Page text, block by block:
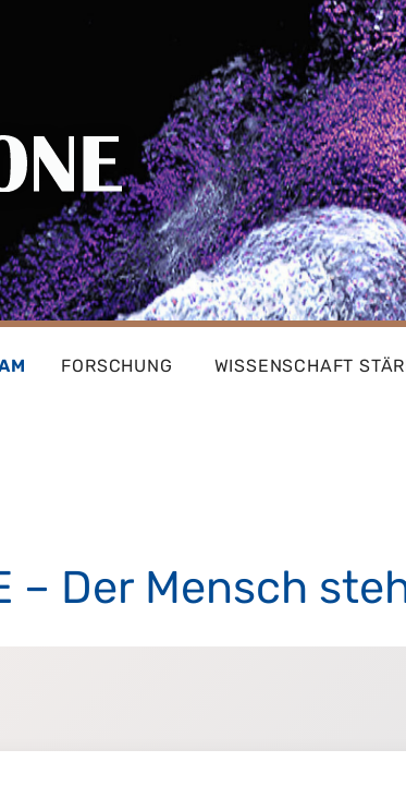
FORSCHUNG WISSENSCHAFT
– Der Mensch